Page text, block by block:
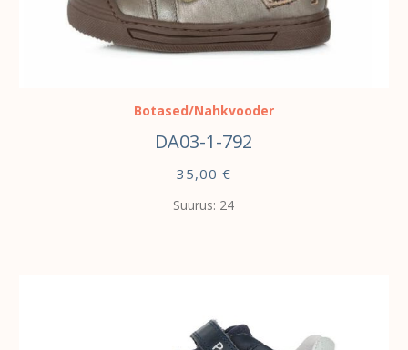
Botased/Nahkvooder
DA03-1-792
35,00 €
Suurus: 24